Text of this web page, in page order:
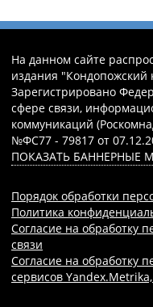
На данном сайте
издания "Кондопожский
Зарегистрировано
сфере связи,
коммуникаций
№ФС77 - 79817 от
ПОКАЗАТЬ БАННЕРНЫЕ
Порядок обработки
Политика
Согласие на обработку
связи
Согласие на обработку
сервисов